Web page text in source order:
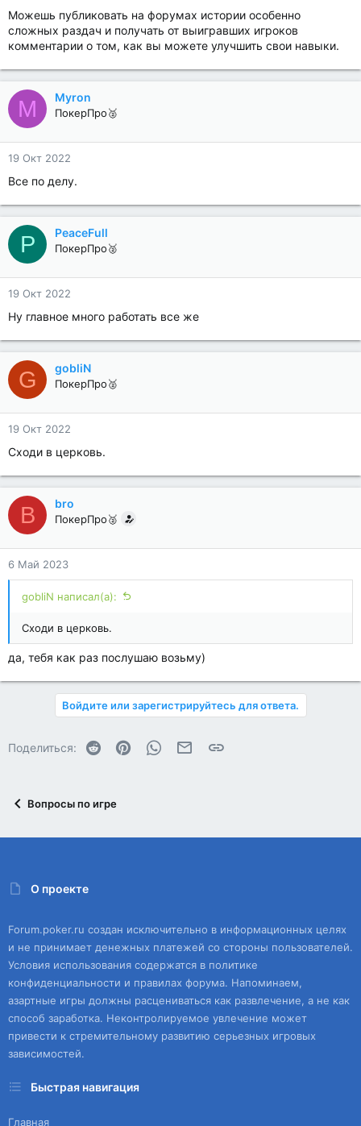
Можешь публиковать на форумах истории особенно
сложных раздач и получать от выигравших игроков
комментарии о том, как вы можете улучшить свои навыки.
M Myron
ПокерПро🥈
19 Окт 2022
Все по делу.
P PeaceFull
ПокерПро🥈
19 Окт 2022
Ну главное много работать все же
G gobliN
ПокерПро🥈
19 Окт 2022
Сходи в церковь.
B bro
ПокерПро🥈
6 Май 2023
gobliN написал(а):
Сходи в церковь.
да, тебя как раз послушаю возьму)
Войдите или зарегистрируйтесь для ответа.
Поделиться: Reddit PinterestWhatsAppЭлектронная почта
Ссылка
Вопросы по игре
О проекте
Forum.poker.ru создан исключительно в информационных целях
и не принимает денежных платежей со стороны пользователей.
Условия использования содержатся в политике
конфиденциальности и правилах форума. Напоминаем,
азартные игры должны расцениваться как развлечение, а не как
способ заработка. Неконтролируемое увлечение может
привести к стремительному развитию серьезных игровых
зависимостей.
Быстрая навигация
Главная